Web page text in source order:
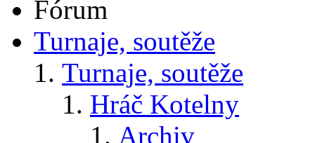
Fórum
Turnaje, soutěže
Turnaje, soutěže
Hráč Kotelny
Archiv